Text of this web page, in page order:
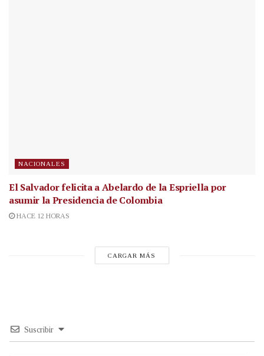
NACIONALES
El Salvador felicita a Abelardo de la Espriella por
asumir la Presidencia de Colombia
HACE 12 HORAS
CARGAR MÁS
Suscribir